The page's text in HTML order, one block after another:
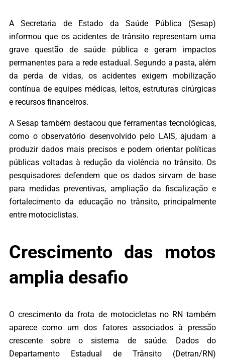
A Secretaria de Estado da Saúde Pública (Sesap)
informou que os acidentes de trânsito representam uma
grave questão de saúde pública e geram impactos
permanentes para a rede estadual. Segundo a pasta, além
da perda de vidas, os acidentes exigem mobilização
contínua de equipes médicas, leitos, estruturas cirúrgicas
e recursos financeiros.
A Sesap também destacou que ferramentas tecnológicas,
como o observatório desenvolvido pelo LAIS, ajudam a
produzir dados mais precisos e podem orientar políticas
públicas voltadas à redução da violência no trânsito. Os
pesquisadores defendem que os dados sirvam de base
para medidas preventivas, ampliação da fiscalização e
fortalecimento da educação no trânsito, principalmente
entre motociclistas.
Crescimento das motos
amplia desafio
O crescimento da frota de motocicletas no RN também
aparece como um dos fatores associados à pressão
crescente sobre o sistema de saúde. Dados do
Departamento Estadual de Trânsito (Detran/RN)